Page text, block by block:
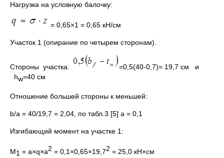
Нагрузка на условную балочку:
= 0,65×1 = 0,65 кН/см
Участок 1 (опирание по четырем сторонам).
Стороны участка:
=0,5(40-0,7)= 19,7 см и
hw=40 см
Отношение большей стороны к меньшей:
b/а = 40/19,7 = 2,04, по табл.3 [5] a = 0,1
Изгибающий момент на участке 1:
M1 = a×q×a2 = 0,1×0,65×19,72 = 25,0 кН×см